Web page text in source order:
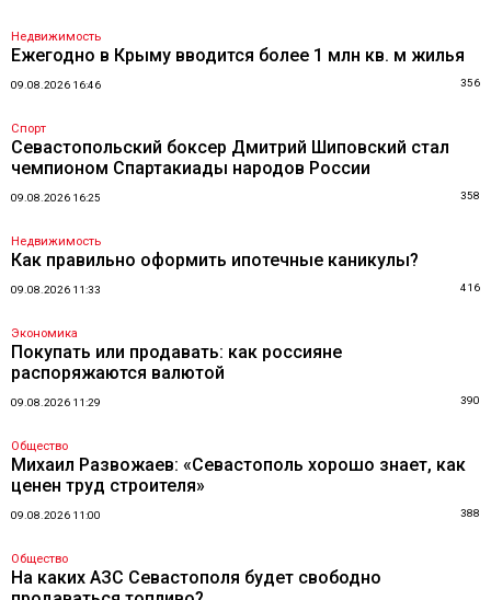
Недвижимость
Ежегодно в Крыму вводится более 1 млн кв. м жилья
09.08.2026 16:46 356
Спорт
Севастопольский боксер Дмитрий Шиповский стал
чемпионом Спартакиады народов России
09.08.2026 16:25 358
Недвижимость
Как правильно оформить ипотечные каникулы?
09.08.2026 11:33 416
Экономика
Покупать или продавать: как россияне
распоряжаются валютой
09.08.2026 11:29 390
Общество
Михаил Развожаев: «Севастополь хорошо знает, как
ценен труд строителя»
09.08.2026 11:00 388
Общество
На каких АЗС Севастополя будет свободно